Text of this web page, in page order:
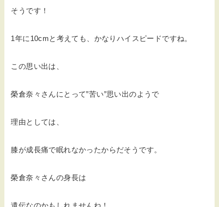
そうです！
1年に10cmと考えても、かなりハイスピードですね。
この思い出は、
榮倉奈々さんにとって”苦い”思い出のようで
理由としては、
膝が成長痛で眠れなかったからだそうです。
榮倉奈々さんの身長は